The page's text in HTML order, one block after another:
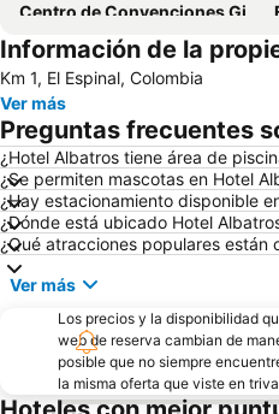
Centro de Convenciones Girardot
Aeropuerto Santiago Vila
Información de la
Km 1, El Espinal, Colombia
Ver más
Preguntas frecuentes
¿Hotel Albatros tiene área de
¿Se permiten mascotas en Hotel
¿Hay estacionamiento disponible
¿Dónde está ubicado Hotel
¿Qué atracciones populares están
Ver más
Los precios y la disponibilidad
web de reserva cambian de
posible que no siempre
la misma oferta que viste en